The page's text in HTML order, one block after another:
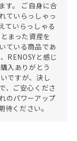
す。 ご自身に合
ていらっしゃっ
ていらっしゃる
まった資産を
ている商品であ
RENOSYと感じ
入ありがとう
ですが、決し
、ご安心くださ
のパワーアップ
ください。